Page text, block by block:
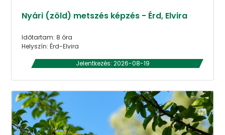
Nyári (zöld) metszés képzés - Érd, Elvira
Időtartam: 8 óra
Helyszín: Érd-Elvira
Jelentkezés: 2026-08-19